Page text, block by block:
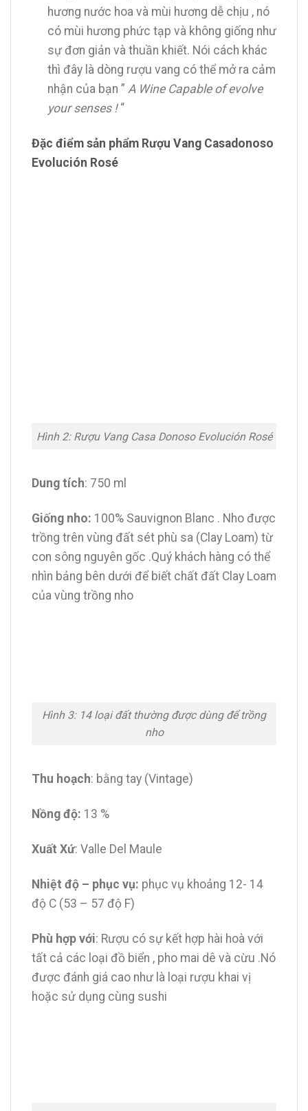
hương nước hoa và mùi hương dễ chịu , nó
có mùi hương phức tạp và không giống như
sự đơn giản và thuần khiết. Nói cách khác
thì đây là dòng rượu vang có thể mở ra cảm
nhận của bạn ” A Wine Capable of evolve
your senses !“
Đặc điểm sản phẩm Rượu Vang Casadonoso
Evolución Rosé
Hình 2: Rượu Vang Casa Donoso Evolución Rosé
Dung tích: 750 ml
Giống nho: 100% Sauvignon Blanc . Nho được
trồng trên vùng đất sét phù sa (Clay Loam) từ
con sông nguyên gốc .Quý khách hàng có thể
nhìn bảng bên dưới để biết chất đất Clay Loam
của vùng trồng nho
Hình 3: 14 loại đất thường được dùng để trồng
nho
Thu hoạch: bằng tay (Vintage)
Nồng độ: 13 %
Xuất Xứ: Valle Del Maule
Nhiệt độ – phục vụ: phục vụ khoảng 12- 14
độ C (53 – 57 độ F)
Phù hợp với: Rượu có sự kết hợp hài hoà với
tất cả các loại đồ biển , pho mai dê và cừu .Nó
được đánh giá cao như là loại rượu khai vị
hoặc sử dụng cùng sushi